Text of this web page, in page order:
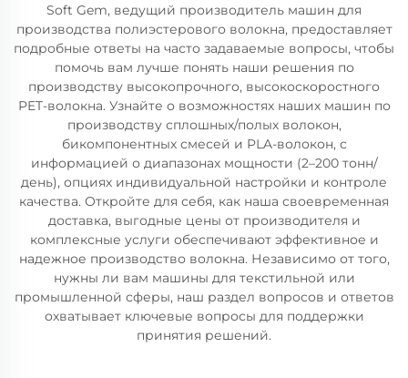
Soft Gem, ведущий производитель машин для
производства полиэстерового волокна, предоставляет
подробные ответы на часто задаваемые вопросы, чтобы
помочь вам лучше понять наши решения по
производству высокопрочного, высокоскоростного
PET-волокна. Узнайте о возможностях наших машин по
производству сплошных/полых волокон,
бикомпонентных смесей и PLA-волокон, с
информацией о диапазонах мощности (2–200 тонн/
день), опциях индивидуальной настройки и контроле
качества. Откройте для себя, как наша своевременная
доставка, выгодные цены от производителя и
комплексные услуги обеспечивают эффективное и
надежное производство волокна. Независимо от того,
нужны ли вам машины для текстильной или
промышленной сферы, наш раздел вопросов и ответов
охватывает ключевые вопросы для поддержки
принятия решений.